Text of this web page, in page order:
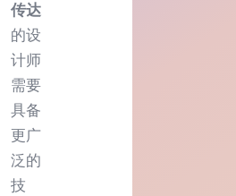
传达
的设
计师
需要
具备
更广
泛的
技